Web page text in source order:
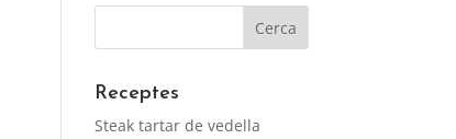
Receptes
Steak tartar de vedella